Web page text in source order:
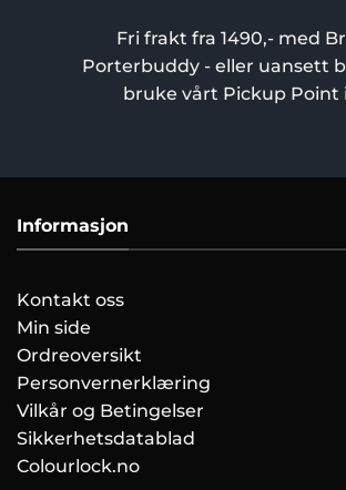
Fri frakt fra 1490,- med
Porterbuddy - eller uansett
bruke vårt Pickup Point
Informasjon
Kontakt oss
Min side
Ordreoversikt
Personvernerklæring
Vilkår og Betingelser
Sikkerhetsdatablad
Colourlock.no